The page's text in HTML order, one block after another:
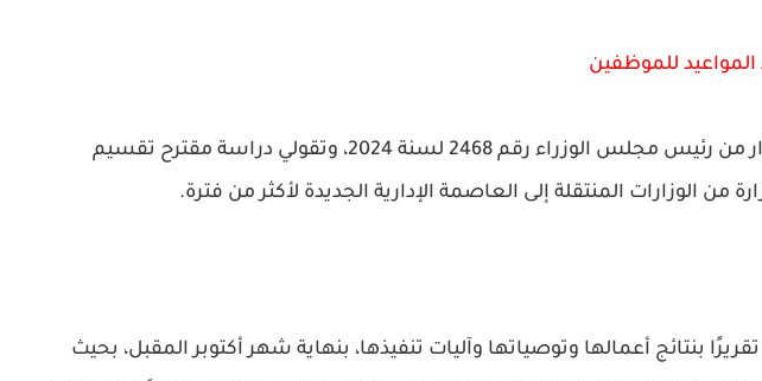
للموظفين
وقد تم تشكيل اللجنه بقرار من رئيس مجلس الوزراء رقم 2468 لسنة 2024، وتقولي دراسة مقترح تقسيم
من الوزارات المنتقلة إلى العاصمة الإدارية الجديدة لأكثر من فترة.
بنتائج أعمالها وتوصياتها وآليات تنفيذها، بنهاية شهر أكتوبر المقبل، بحيث